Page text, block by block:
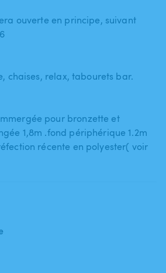
ouverte en principe​,​ suivant
chaises​,​ relax​,​ tabourets bar.
pour bronzette et
1​,​8m .fond périphérique 1.2m
récente en polyester( voir